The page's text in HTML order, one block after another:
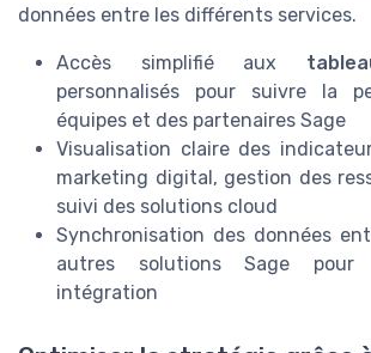
données entre les différents services.
Accès simplifié aux
personnalisés pour suivre la
équipes et des partenaires Sage
Visualisation claire des
marketing digital, gestion des
suivi des solutions cloud
Synchronisation des données
autres solutions Sage pour
intégration